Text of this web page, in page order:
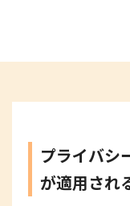
プライバシ
が適用され